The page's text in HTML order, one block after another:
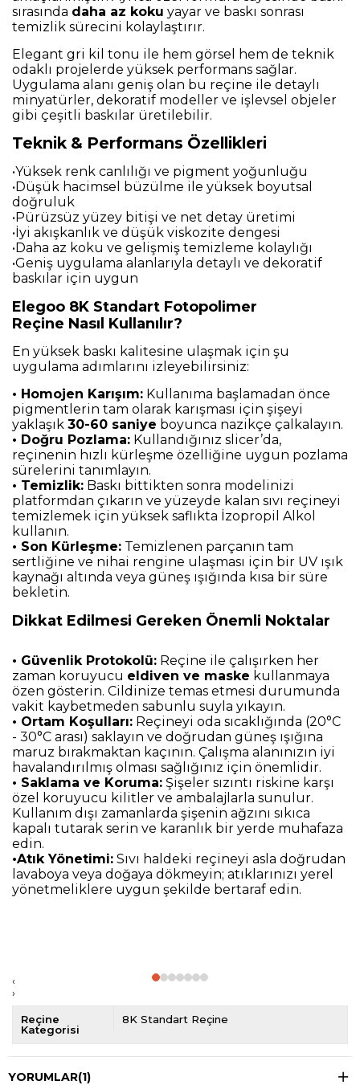
sırasında daha az koku yayar ve baskı sonrası
temizlik sürecini kolaylaştırır.
Elegant gri kil tonu ile hem görsel hem de teknik
odaklı projelerde yüksek performans sağlar.
Uygulama alanı geniş olan bu reçine ile detaylı
minyatürler, dekoratif modeller ve işlevsel objeler
gibi çeşitli baskılar üretilebilir.
Teknik & Performans Özellikleri
•Yüksek renk canlılığı ve pigment yoğunluğu
•Düşük hacimsel büzülme ile yüksek boyutsal
doğruluk
•Pürüzsüz yüzey bitişi ve net detay üretimi
•İyi akışkanlık ve düşük viskozite dengesi
•Daha az koku ve gelişmiş temizleme kolaylığı
•Geniş uygulama alanlarıyla detaylı ve dekoratif
baskılar için uygun
Elegoo 8K Standart Fotopolimer
Reçine Nasıl Kullanılır?
En yüksek baskı kalitesine ulaşmak için şu
uygulama adımlarını izleyebilirsiniz:
• Homojen Karışım: Kullanıma başlamadan önce
pigmentlerin tam olarak karışması için şişeyi
yaklaşık 30-60 saniye boyunca nazikçe çalkalayın.
• Doğru Pozlama: Kullandığınız slicer’da,
reçinenin hızlı kürleşme özelliğine uygun pozlama
sürelerini tanımlayın.
• Temizlik: Baskı bittikten sonra modelinizi
platformdan çıkarın ve yüzeyde kalan sıvı reçineyi
temizlemek için yüksek saflıkta İzopropil Alkol
kullanın.
• Son Kürleşme: Temizlenen parçanın tam
sertliğine ve nihai rengine ulaşması için bir UV ışık
kaynağı altında veya güneş ışığında kısa bir süre
bekletin.
Dikkat Edilmesi Gereken Önemli Noktalar
• Güvenlik Protokolü: Reçine ile çalışırken her
zaman koruyucu eldiven ve maske kullanmaya
özen gösterin. Cildinize temas etmesi durumunda
vakit kaybetmeden sabunlu suyla yıkayın.
• Ortam Koşulları: Reçineyi oda sıcaklığında (20°C
- 30°C arası) saklayın ve doğrudan güneş ışığına
maruz bırakmaktan kaçının. Çalışma alanınızın iyi
havalandırılmış olması sağlığınız için önemlidir.
• Saklama ve Koruma: Şişeler sızıntı riskine karşı
özel koruyucu kilitler ve ambalajlarla sunulur.
Kullanım dışı zamanlarda şişenin ağzını sıkıca
kapalı tutarak serin ve karanlık bir yerde muhafaza
edin.
•Atık Yönetimi: Sıvı haldeki reçineyi asla doğrudan
lavaboya veya doğaya dökmeyin; atıklarınızı yerel
yönetmeliklere uygun şekilde bertaraf edin.
‹
›
Reçine
Kategorisi
8K Standart Reçine
YORUMLAR(1)